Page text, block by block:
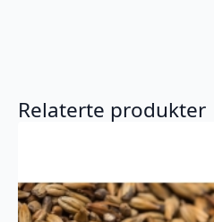
Relaterte produkter